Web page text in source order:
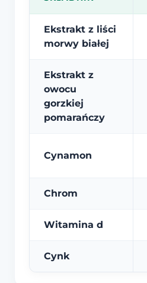
Ekstrakt z liści
morwy białej
Ekstrakt z
owocu
gorzkiej
pomarańczy
Cynamon
Chrom
Witamina d
Cynk